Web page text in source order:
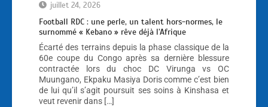
juillet 24, 2026
Football RDC : une perle, un talent hors-normes, le
surnommé « Kebano » rêve déjà l’Afrique
Écarté des terrains depuis la phase classique de la
60e coupe du Congo après sa dernière blessure
contractée lors du choc DC Virunga vs OC
Muungano, Ekpaku Masiya Doris comme c’est bien
de lui qu’il s’agit poursuit ses soins à Kinshasa et
veut revenir dans […]